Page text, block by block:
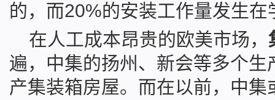
的，而20%的安装工作量发生在
在人工成本昂贵的欧美市场，
遍，中集的扬州、新会等多个
产集装箱房屋。而在以前，中